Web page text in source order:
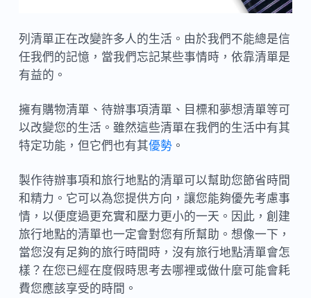
列清單正在改變許多人的生活。由於我們不能總是信
任我們的記憶，當我們忘記某些事情時，依靠清單是
有益的。
擁有購物清單、待辦事項清單、目標和夢想清單等可
以改變您的生活。雖然這些清單在我們的生活中有其
特定功能，但它們也有其優勢。
製作待辦事項和旅行地點的清單可以幫助您節省時間
和精力。它可以為您提供方向，讓您能夠優先考慮事
情，以便度過更充實和壓力更小的一天。因此，創建
旅行地點的清單也一定會對您有所幫助。想像一下，
當您沒有足夠的旅行時間時，沒有旅行地點清單會怎
樣？在您已經在度假時思考去哪裡或做什麼可能會耗
費您應該享受的時間。